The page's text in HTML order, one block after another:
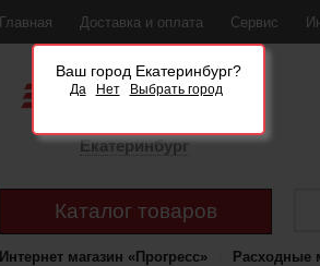
Главная Доставка и оплата Сервис
Ваш город Екатеринбург?
Да Нет Выбрать город
Екатеринбург
Каталог товаров
Интернет магазин «Прогресс» Расходные